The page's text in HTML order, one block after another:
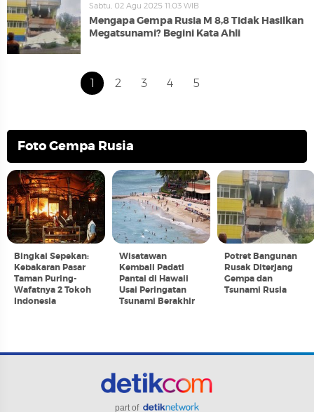
Sabtu, 02 Agu 2025 11:03 WIB
Mengapa Gempa Rusia M 8,8 Tidak Hasilkan
Megatsunami? Begini Kata Ahli
1 2 3 4 5
Foto Gempa Rusia
Bingkai Sepekan:
Kebakaran Pasar
Taman Puring-
Wafatnya 2 Tokoh
Indonesia
Wisatawan
Kembali Padati
Pantai di Hawaii
Usai Peringatan
Tsunami Berakhir
Potret Bangunan
Rusak Diterjang
Gempa dan
Tsunami Rusia
part of